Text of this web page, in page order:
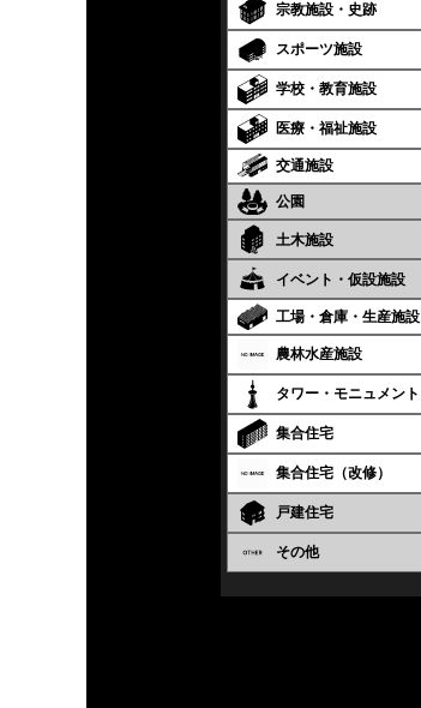
宗教施設・史跡
スポーツ施設
学校・教育施設
医療・福祉施設
交通施設
公園
土木施設
イベント・仮設施設
工場・倉庫・生産施設
農林水産施設
タワー・モニュメント
集合住宅
集合住宅（改修）
戸建住宅
その他